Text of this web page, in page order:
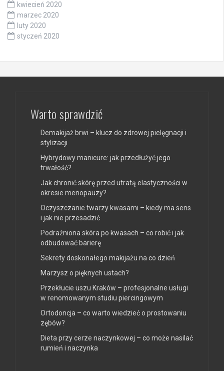
kwiecień 2020
marzec 2020
luty 2020
styczeń 2020
Warto sprawdzić
Demakijaż brwi – klucz do zdrowej pielęgnacji i
stylizacji
Hybrydowy manicure: jak przedłużyć jego
trwałość?
Jak chronić skórę przed utratą elastyczności w
okresie menopauzy?
Oczyszczanie twarzy kwasami – kiedy ma sens
i jak nie przesadzić
Podrażniona skóra po kwasach – co robić i jak
odbudować barierę
Sekrety doskonałego makijażu na co dzień
Marzysz o pięknych ustach?
Przekłucie uszu Kraków – profesjonalne usługi
w renomowanym studiu piercingowym
Ortodoncja – co warto wiedzieć o prostowaniu
zębów?
Dieta przy cerze naczynkowej – co może nasilać
rumień i naczynka